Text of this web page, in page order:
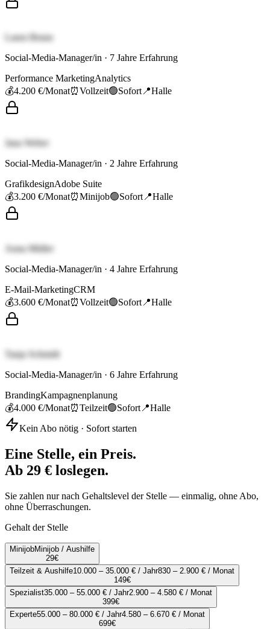
Laura Braun
Social-Media-Manager/in · 7 Jahre Erfahrung
Performance MarketingAnalytics
💰4.200 €/Monat⏰Vollzeit🟢Sofort 📍Halle
Jana Weber
Social-Media-Manager/in · 2 Jahre Erfahrung
GrafikdesignAdobe Suite
💰3.200 €/Monat⏰Minijob🟢Sofort 📍Halle
Anna Müller
Social-Media-Manager/in · 4 Jahre Erfahrung
E-Mail-MarketingCRM
💰3.600 €/Monat⏰Vollzeit🟢Sofort 📍Halle
Tanja Schmidt
Social-Media-Manager/in · 6 Jahre Erfahrung
BrandingKampagnenplanung
💰4.000 €/Monat⏰Teilzeit🟢Sofort 📍Halle
Kein Abo nötig · Sofort starten
Eine Stelle, ein Preis.
Ab 29 € loslegen.
Sie zahlen nur nach Gehaltslevel der Stelle — einmalig, ohne Abo,
ohne Überraschungen.
Gehalt der Stelle
MinijobMinijob / Aushilfe
29€
Teilzeit & Aushilfe10.000 – 35.000 € / Jahr830 – 2.900 € / Monat
149€
Spezialist35.000 – 55.000 € / Jahr2.900 – 4.580 € / Monat
399€
Experte55.000 – 80.000 € / Jahr4.580 – 6.670 € / Monat
699€